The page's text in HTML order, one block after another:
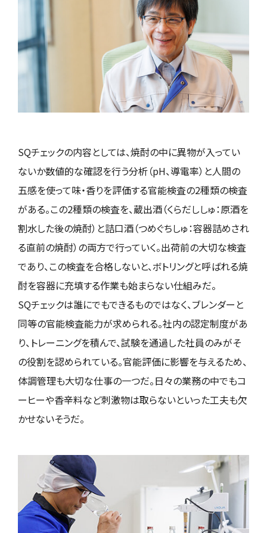
SQチェックの内容としては、焼酎の中に異物が⼊ってい
ないか数値的な確認を⾏う分析（pH、導電率）と人間の
五感を使って味・⾹りを評価する官能検査の2種類の検査
がある。この2種類の検査を、蔵出酒（くらだししゅ：原酒を
割⽔した後の焼酎）と詰⼝酒（つめぐちしゅ：容器詰めされ
る直前の焼酎）の両方で⾏っていく。出荷前の大切な検査
であり、この検査を合格しないと、ボトリングと呼ばれる焼
酎を容器に充填する作業も始まらない仕組みだ。
SQチェックは誰にでもできるものではなく、ブレンダーと
同等の官能検査能力が求められる。社内の認定制度があ
り、トレーニングを積んで、試験を通過した社員のみがそ
の役割を認められている。官能評価に影響を与えるため、
体調管理も大切な仕事の一つだ。日々の業務の中でもコ
ーヒーや香辛料など刺激物は取らないといった工夫も欠
かせないそうだ。